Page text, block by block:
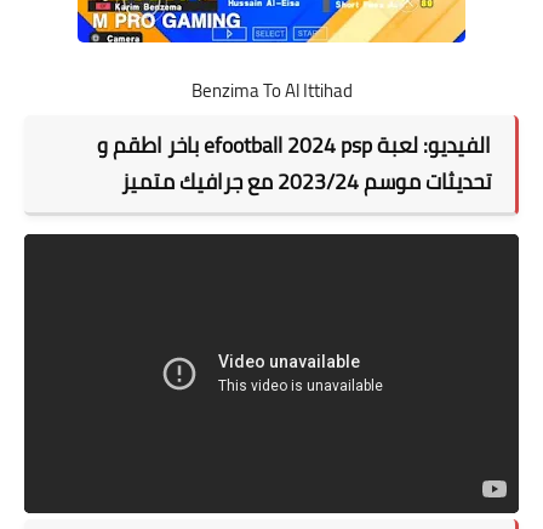
Benzima To Al Ittihad
الفيديو: لعبة efootball 2024 psp باخر اطقم و
تحديثات موسم 2023/24 مع جرافيك متميز